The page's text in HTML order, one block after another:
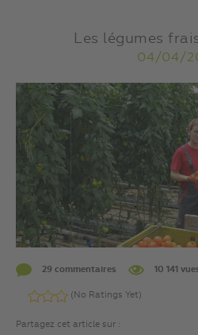
Les légumes
04/04/
29 commentaires 10 141
(No Ratings Yet)
Partagez cet article sur :